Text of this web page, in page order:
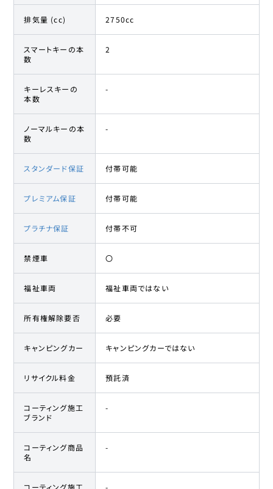
排気量 (cc) 2750cc
スマートキーの本
数
2
キーレスキーの
本数
-
ノーマルキーの本
数
-
スタンダード保証 付帯可能
プレミアム保証 付帯可能
プラチナ保証 付帯不可
禁煙車 〇
福祉車両 福祉車両ではない
所有権解除要否 必要
キャンピングカー キャンピングカーではない
リサイクル料金 預託済
コーティング施工
ブランド
-
コーティング商品
名
-
コーティング施工 -